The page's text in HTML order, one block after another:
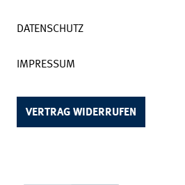
DATENSCHUTZ
IMPRESSUM
VERTRAG WIDERRUFEN